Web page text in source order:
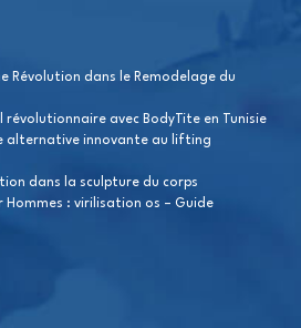
Révolution dans le Remodelage du
avec BodyTite en Tunisie
alternative innovante au lifting
dans la sculpture du corps
Hommes : virilisation os – Guide